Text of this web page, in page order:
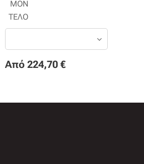
ΜΟΝ
ΤΕΛΟ
Από 224,70 €